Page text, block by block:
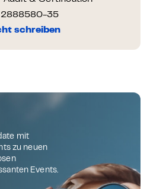
2888580-35
schreiben
mit
zu neuen
Events.